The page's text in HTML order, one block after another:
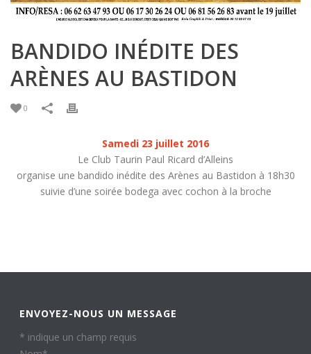
BANDIDO INÉDITE DES
ARÈNES AU BASTIDON
0
Samedi 23 juillet 2016
Le Club Taurin Paul Ricard d’Alleins
organise une bandido inédite des Arènes au Bastidon à 18h30
suivie d’une soirée bodega avec cochon à la broche
ENVOYEZ-NOUS UN MESSAGE
* indique un champ requis